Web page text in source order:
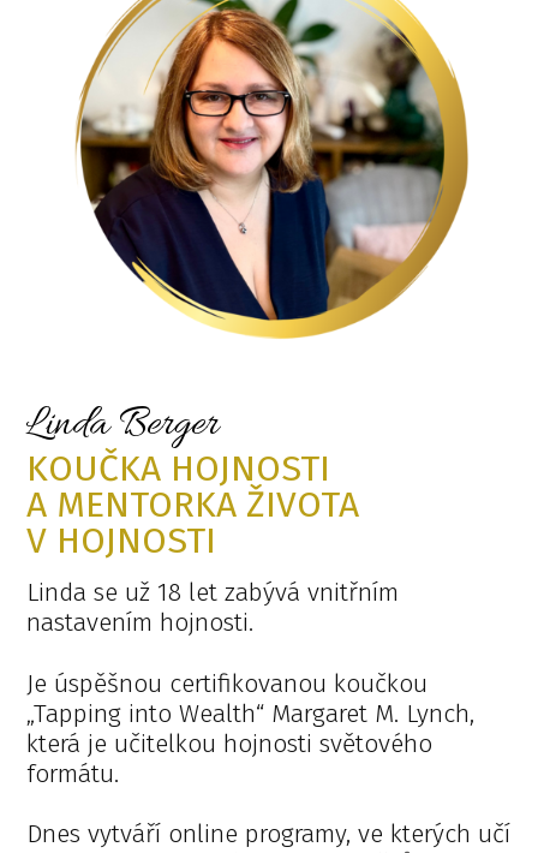
Linda Berger
KOUČKA HOJNOSTI
A MENTORKA ŽIVOTA
V HOJNOSTI
Linda se už 18 let zabývá vnitřním
nastavením hojnosti.
Je úspěšnou certifikovanou koučkou
„Tapping into Wealth“ Margaret M. Lynch,
která je učitelkou hojnosti světového
formátu.
Dnes vytváří online programy, ve kterých učí